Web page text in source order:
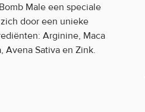
Male een speciale
door een unieke
Arginine, Maca
Avena Sativa en Zink.